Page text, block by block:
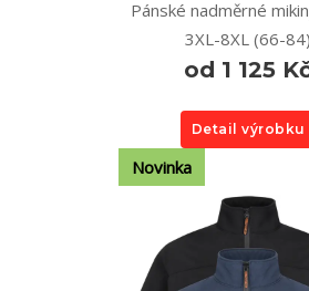
Pánské nadměrné
3XL-8XL (66-84)
od 1 125
Detail výrobku
Novinka